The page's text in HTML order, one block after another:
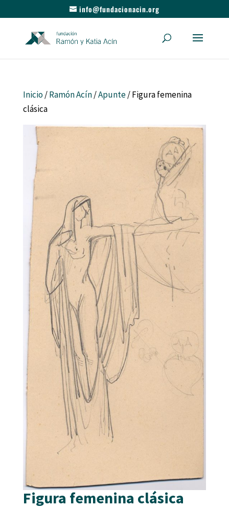
info@fundacionacin.org
Inicio/Ramón Acín/Apunte/ Figura femenina
clásica
Figura femenina clásica